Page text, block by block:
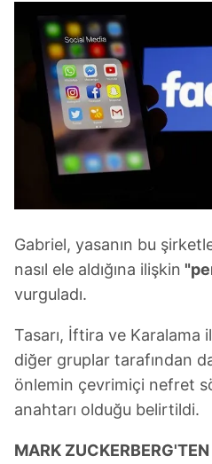
Gabriel, yasanın bu
nasıl ele aldığına ilişkin
vurguladı.
Tasarı, İftira ve Karalama
diğer gruplar tarafından
önlemin çevrimiçi nefret
anahtarı olduğu belirtildi.
MARK